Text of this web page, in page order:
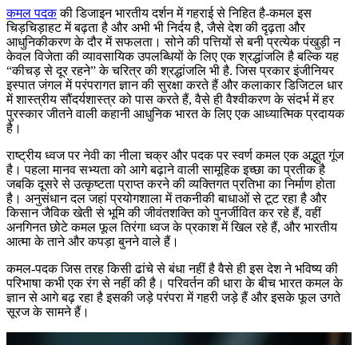
कमल पदककी डिजाइन भारतीय दर्शन में गहराई से निहित है-कमल इस
चिड़चिड़ाहट में बढ़ता है और अभी भी निर्दय है, जैसे देश की दृढ़ता और
आधुनिकीकरण के दौर में सफलता। सोने की पत्तियों से बनी प्रत्येक पंखुड़ी न
केवल विजेता की व्यावसायिक उपलब्धियों के लिए एक श्रद्धांजलि है बल्कि यह
“कीचड़ से दूर रहने” के चरित्र की श्रद्धांजलि भी है. जिस प्रकार इंजीनियर
इस्पात जंगल में परंपरागत ज्ञान की सुरक्षा करते हैं और कलाकार डिजिटल धार
में शास्त्रीय सौंदर्यशास्त्र को पास करते हैं, वैसे ही वैश्वीकरण के संदर्भ में हर
पुरस्कार जीतने वाली कहानी आधुनिक भारत के लिए एक आध्यात्मिक प्रदायक
है।
राष्ट्रीय ध्वज पर नेवी का नीला चक्र और पदक पर स्वर्ण कमल एक अद्भुत गूंज
है। पहला मानव सभ्यता को आगे बढ़ाने वाली सामूहिक इच्छा का प्रतीक है
जबकि दूसरे से उत्कृष्टता प्राप्त करने की व्यक्तिगत प्रतिभा का निर्माण होता
है। अनुसंधान दल जहां प्रयोगशाला में तकनीकी बाधाओं से टूट रहा है और
किसान जैविक खेती से भूमि की जीवंतशक्ति को पुनर्जीवित कर रहे हैं, वहीं
अनगिनत छोटे कमल फूल तिरंगा ध्वज के प्रकाश में खिल रहे हैं, और भारतीय
आत्मा के ताने और कपड़ा बुनने वाले हैं।
कमल-पदक जिस तरह किसी ढांचे से बंधा नहीं है वैसे ही इस देश ने भविष्य की
परिभाषा कभी एक रंग से नहीं की है। परिवर्तन की धारा के बीच भारत कमल के
ज्ञान से आगे बढ़ रहा है इसकी जड़े परंपरा में गहरी जड़े हैं और इसके फूल उगते
सूरज के सामने हैं।